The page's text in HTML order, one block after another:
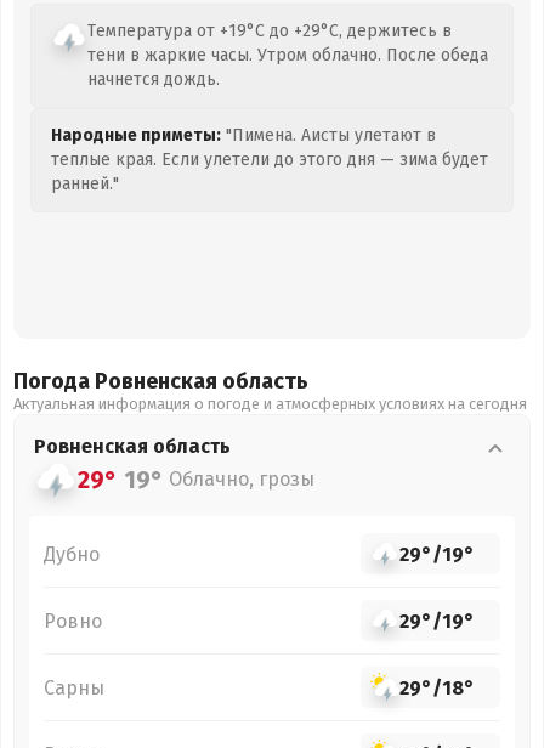
Температура от +19°C до +29°C, держитесь в
тени в жаркие часы. Утром облачно. После обеда
начнется дождь.
Народные приметы: "Пимена. Аисты улетают в
теплые края. Если улетели до этого дня — зима будет
ранней."
Погода Ровненская область
Актуальная информация о погоде и атмосферных условиях на сегодня
Ровненская область
29° 19° Облачно, грозы
Дубно 29°/19°
Ровно 29°/19°
Сарны 29°/18°